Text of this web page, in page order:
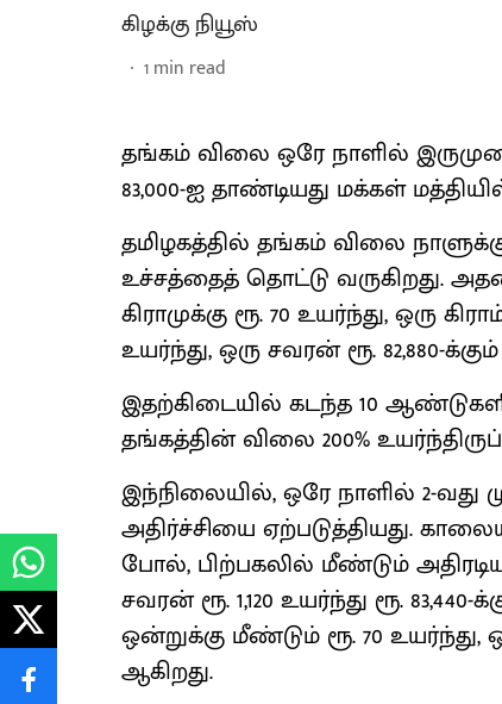
கிழக்கு நியூஸ்
1min read
தங்கம் விலை ஒரே நாளில்
83,000-ஐ தாண்டியது மக்கள்
தமிழகத்தில் தங்கம் விலை
உச்சத்தைத் தொட்டு வருகிறது.
கிராமுக்கு ரூ. 70 உயர்ந்து, ஒரு
உயர்ந்து, ஒரு சவரன் ரூ. 82,880-
இதற்கிடையில் கடந்த 10
தங்கத்தின் விலை 200%
இந்நிலையில், ஒரே நாளில் 2-வது
அதிர்ச்சியை ஏற்படுத்தியது.
போல், பிற்பகலில் மீண்டும்
சவரன் ரூ. 1,120 உயர்ந்து ரூ.
ஒன்றுக்கு மீண்டும் ரூ. 70 உயர்ந்து,
ஆகிறது.